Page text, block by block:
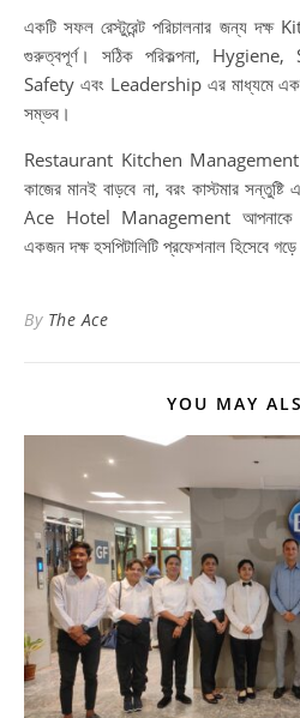
একটি সফল রেস্টুরেন্ট পরিচালনার জন্য
গুরুত্বপূর্ণ। সঠিক পরিকল্পনা,
Safety এবং Leadership এর মাধ্যমে একটি
সম্ভব।
Restaurant Kitchen Management
কাজের মানই বাড়বে না, বরং কাস্টমার
Ace Hotel Management আপনাকে
একজন দক্ষ হসপিটালিটি প্রফেশনাল হিসেবে
By The Ace
YOU MAY